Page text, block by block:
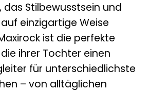
das Stilbewusstsein und
einzigartige Weise
ist die perfekte
ihrer Tochter einen
für unterschiedlichste
– von alltäglichen